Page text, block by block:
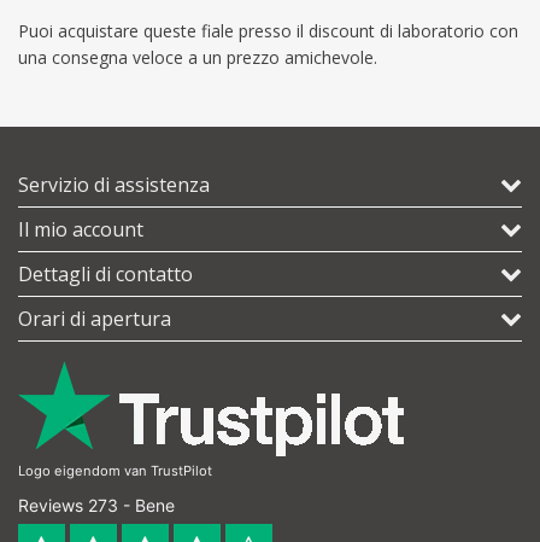
Puoi acquistare queste fiale presso il discount di laboratorio con
una consegna veloce a un prezzo amichevole.
Servizio di assistenza
Il mio account
Dettagli di contatto
Orari di apertura
Logo eigendom van TrustPilot
Reviews 273 - Bene